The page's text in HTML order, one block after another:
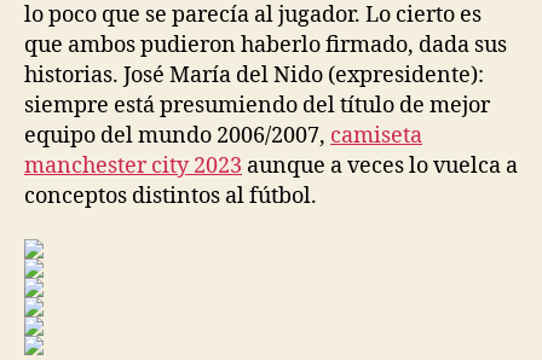
lo poco que se parecía al jugador. Lo cierto es
que ambos pudieron haberlo firmado, dada sus
historias. José María del Nido (expresidente):
siempre está presumiendo del título de mejor
equipo del mundo 2006/2007, camiseta
manchester city 2023 aunque a veces lo vuelca a
conceptos distintos al fútbol.